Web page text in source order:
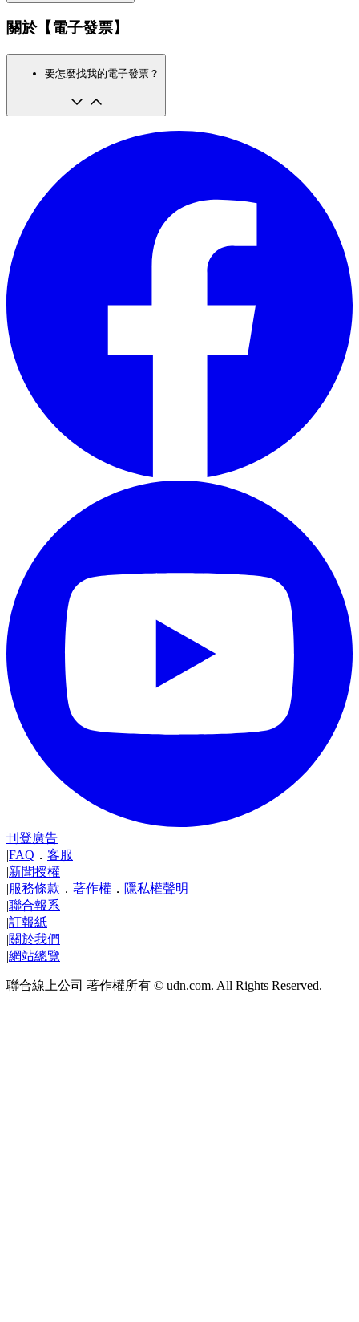
關於【電子發票】
要怎麼找我的電子發票？
刊登廣告
|FAQ ． 客服
|新聞授權
|服務條款 ． 著作權 ． 隱私權聲明
|聯合報系
|訂報紙
|關於我們
|網站總覽
聯合線上公司 著作權所有 © udn.com. All Rights Reserved.